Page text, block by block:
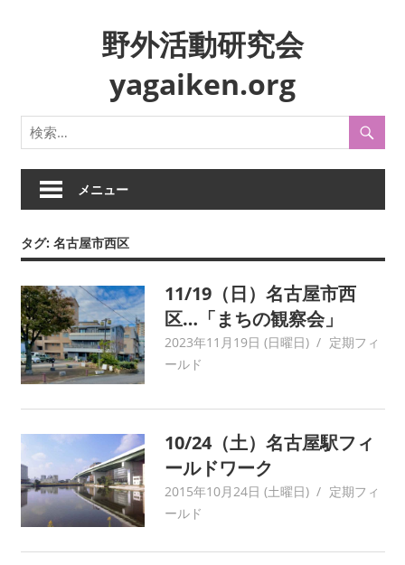
野外活動研究会
yagaiken.org
身
近
生
活
風
を
フ
ィ
ー
ル
ク
に
よ
り
記
メニュー
タグ: 名古屋市西区
11/19（日）名古屋市西
区…「まちの観察会」
2023年11月19日 (日曜日) yagaiken
定期フィ
ールド
10/24（土）名古屋駅フィ
ールドワーク
2015年10月24日 (土曜日) yagaiken
定期フィ
ールド